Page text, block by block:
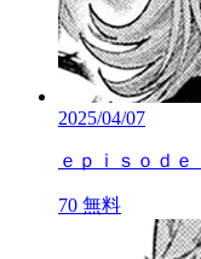
2025/04/07
ｅｐｉｓｏｄ
70 無料